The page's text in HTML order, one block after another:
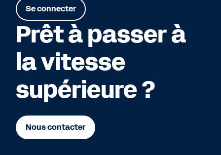
Se connecter
Prêt à passer à
la vitesse
supérieure ?
Nous contacter